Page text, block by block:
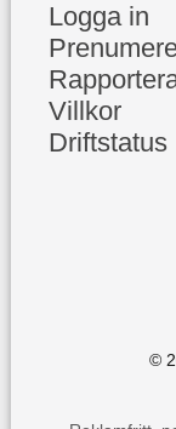
Logga in
Villkor
Driftstatus
©